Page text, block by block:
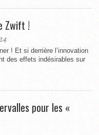
Zwift !
! Et si derrière l’innovation
des effets indésirables sur
pour les «